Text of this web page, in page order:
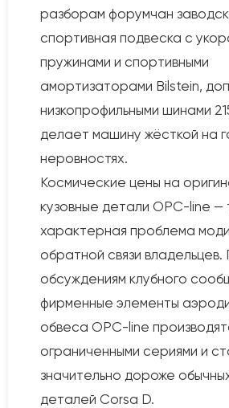
разборам форумчан
спортивная подвеска с
пружинами и спортивными
амортизаторами Bilstein,
низкопрофильными шинами
делает машину жёсткой на
неровностях.
Космические цены на
кузовные детали OPC-line —
характерная проблема
обратной связи владельцев.
обсуждениям клубного
фирменные элементы
обвеса OPC-line
ограниченными сериями и
значительно дороже
деталей Corsa D.